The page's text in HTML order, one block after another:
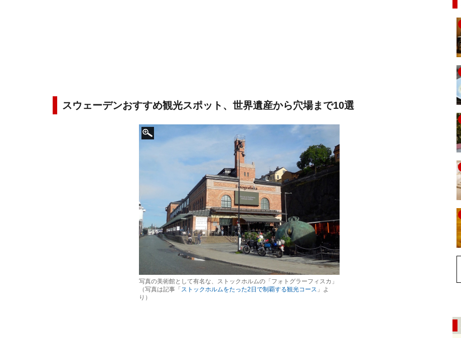
スウェーデンおすすめ観光スポット、世界遺産から穴場まで10選
写真の美術館として有名な、ストックホルムの「フォトグラーフィスカ」
（写真は記事「 ストックホルムをたった2日で制覇する観光コース 」よ
り）